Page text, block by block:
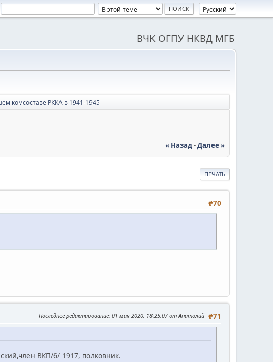
ВЧК ОГПУ НКВД МГБ
комсоставе РККА в 1941-1945
« Назад-Далее »
ПЕЧАТЬ
#70
#71
Последнее редактирование: 01 мая 2020, 18:25:07 от Анатолий
ВКП/б/ 1917, полковник.